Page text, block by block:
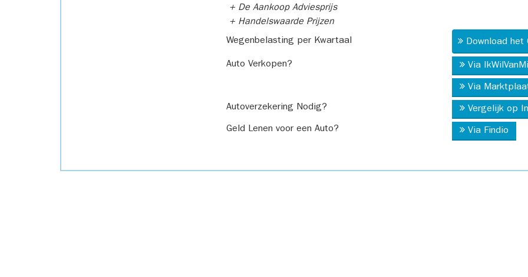
+ De Aankoop Adviesprijs
+ Handelswaarde Prijzen
Wegenbelasting per Kwartaal Download
Auto Verkopen? Via
Via
Autoverzekering Nodig? Vergelijk op
Geld Lenen voor een Auto? Via Findio